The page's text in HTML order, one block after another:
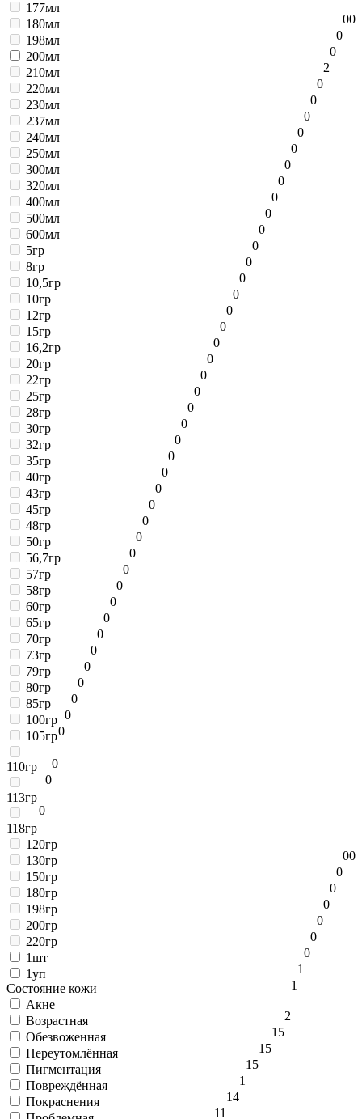
0
177мл
0
180мл
0
198мл
0
200мл
2
210мл
0
220мл
0
230мл
0
237мл
0
240мл
0
250мл
0
300мл
0
320мл
0
400мл
0
500мл
0
600мл
0
5гр
0
8гр
0
10,5гр
0
10гр
0
12гр
0
15гр
0
16,2гр
0
20гр
0
22гр
0
25гр
0
28гр
0
30гр
0
32гр
0
35гр
0
40гр
0
43гр
0
45гр
0
48гр
0
50гр
0
56,7гр
0
57гр
0
58гр
0
60гр
0
65гр
0
70гр
0
73гр
0
79гр
0
80гр
0
85гр
0
100гр
0
105гр
0
110гр
0
113гр
0
118гр
0
120гр
0
130гр
0
150гр
0
180гр
0
198гр
0
200гр
0
220гр
0
1шт
1
1уп
1
Состояние кожи
Акне
2
Возрастная
15
Обезвоженная
15
Переутомлённая
15
Пигментация
1
Повреждённая
14
Покраснения
11